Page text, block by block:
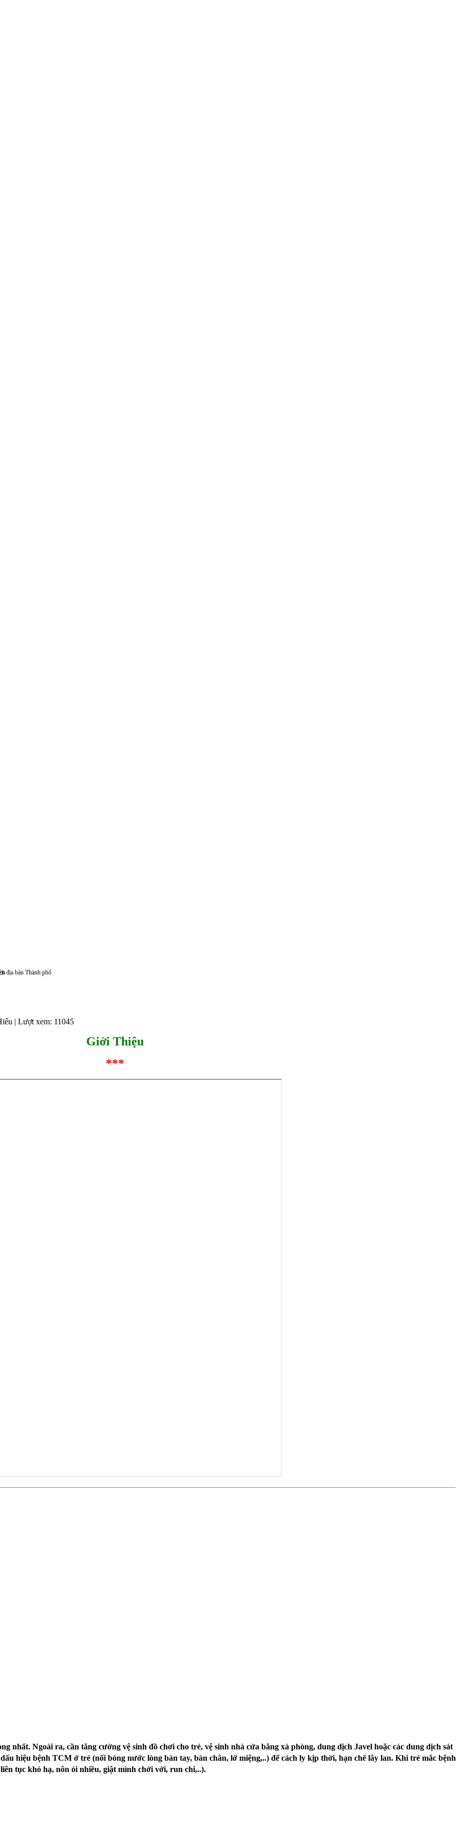
địa bàn Thành phố
| Lượt xem: 11045
Giới Thiệu
***
nhất. Ngoài ra, cần tăng cường vệ sinh đồ chơi cho trẻ, vệ sinh nhà cửa bằng xà phòng, dung dịch Javel hoặc các dung dịch sát
hiệu bệnh TCM ở trẻ (nổi bóng nước lòng bàn tay, bàn chân, lở miệng,..) để cách ly kịp thời, hạn chế lây lan. Khi trẻ mắc bệnh
tục khó hạ, nôn ói nhiều, giật mình chới với, run chi,..).